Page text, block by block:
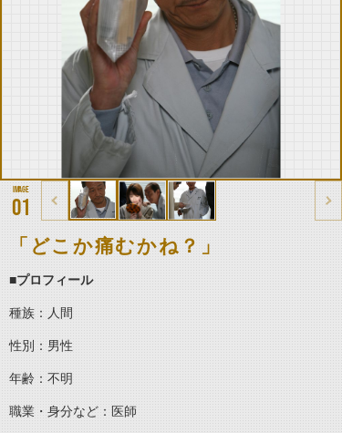
01
「どこか痛むかね？」
■プロフィール
種族：人間
性別：男性
年齢：不明
職業・身分など：医師